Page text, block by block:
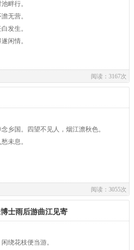
府诗》组诗五十首中的第三十二首，诗题
“宫市”为中唐时皇室于市中公开掠夺民间
德宗贞元末年时愈益变本加厉，以宦官
遣“白望”（宫中派出的采办员）数百人于
姓被欺压之痛苦，揭露封建统治者爪牙之
一些；这样，他辛苦烧的炭就能多卖、卖
物复杂矛盾心理细腻真切，形象逼真，直
感染力极其强烈，一笔有扛鼎之力。
《全唐诗佳句赏析》http://tshjj.yeah.net/
宫市”的“宫”指皇宫，“市”是买的意思。皇
由官吏采买。中唐时期，宦官专权，横行
也抓了过去，常有数十百人分布在长安东
以低价强购货物，甚至不给分文，还勒
”及“脚价钱”。名为“宫市”，实际是一种公
、出生于河南郑州新郑，葬于洛阳。白居
洛阳市郊。白园（白居易墓）坐落在洛阳
。
畔行。
无营。
发生。
闲情。
，才到这里任这个闲官；要不，怎能听任
漫行这样的闲情逸致。看似清闲，实乃苦
了诗人内心的无限哀痛，意在言外，耐人
编著之《全唐诗佳句赏析》
阅读：3167次
乡国。四望不见人，烟江澹秋色。
未息。
阅读：3055次
士雨后游曲江见寄
绕花枝便当游。